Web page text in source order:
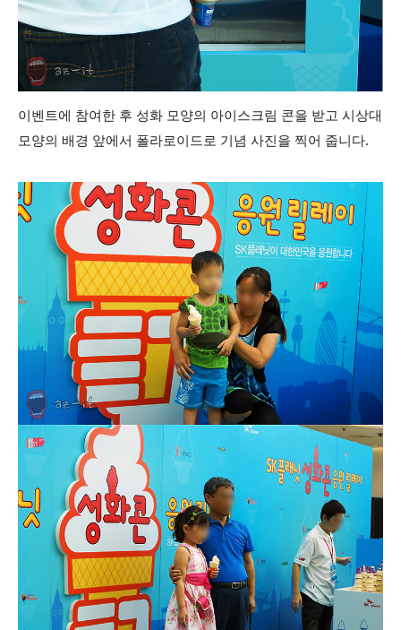
이벤트에 참여한 후 성화 모양의 아이스크림 콘을 받고 시상대
모양의 배경 앞에서 폴라로이드로 기념 사진을 찍어 줍니다.